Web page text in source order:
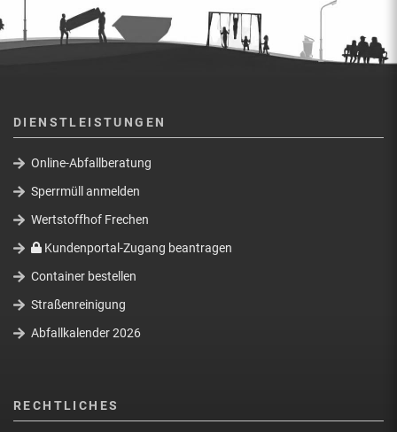
DIENSTLEISTUNGEN
Online-Abfallberatung
Sperrmüll anmelden
Wertstoffhof Frechen
Kundenportal-Zugang beantragen
Container bestellen
Straßenreinigung
Abfallkalender 2026
RECHTLICHES